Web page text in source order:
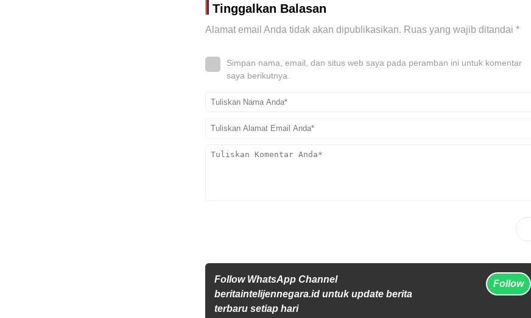
Tinggalkan Balasan
Alamat email Anda tidak akan dipublikasikan. Ruas yang wajib ditandai *
Simpan nama, email, dan situs web saya pada peramban ini untuk komentar
saya berikutnya.
Follow WhatsApp Channel
beritaintelijennegara.id untuk update berita
terbaru setiap hari
Follow